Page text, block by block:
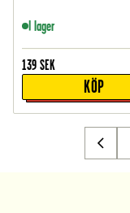
I lager
139 SEK
KÖP